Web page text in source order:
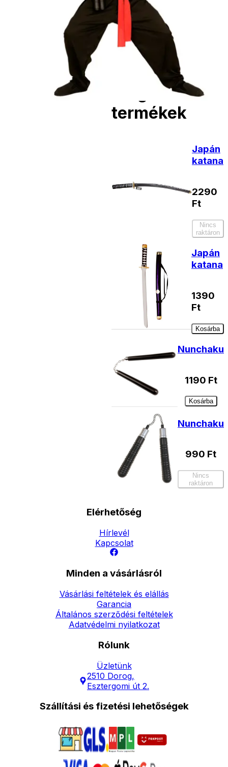
Szállítás:
- Csomagautomata: 1190
forinttól
- Házhozszállítás: 2190
forinttól
- Személyes átvétel:
ingyenesen
Kiegészítő
termékek
Japán
katana
2290
Ft
Nincs
raktáron
Japán
katana
1390
Ft
Kosárba
Nunchaku
1190 Ft
Kosárba
Nunchaku
990 Ft
Nincs
raktáron
Elérhetőség
Hírlevél
Kapcsolat
Minden a vásárlásról
Vásárlási feltételek és elállás
Garancia
Általános szerződési feltételek
Adatvédelmi nyilatkozat
Rólunk
Üzletünk
2510 Dorog,
Esztergomi út 2.
Szállítási és fizetési lehetőségek